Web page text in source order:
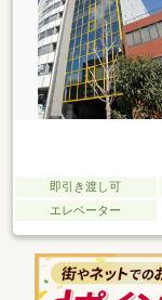
即引き渡し可
エレベーター